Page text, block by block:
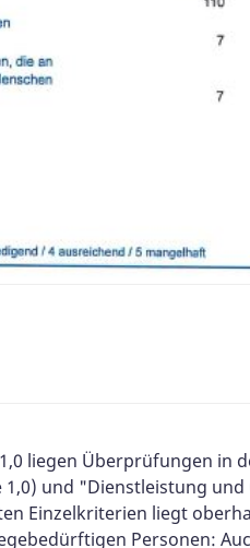
liegen Überprüfungen in
und "Dienstleistung
Einzelkriterien liegt
Personen: